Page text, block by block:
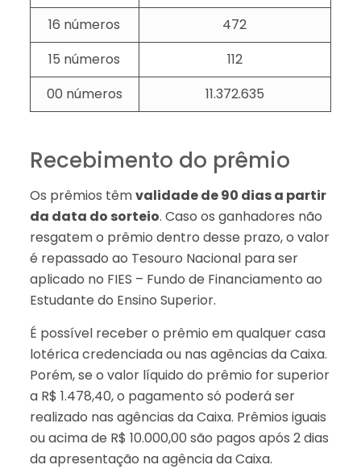
16 números
472
15 números
112
00 números
11.372.635
Recebimento do prêmio
Os prêmios têmvalidade de 90 dias a partir
da data do sorteio. Caso os ganhadores não
resgatem o prêmio dentro desse prazo, o valor
é repassado ao Tesouro Nacional para ser
aplicado no FIES – Fundo de Financiamento ao
Estudante do Ensino Superior.
É possível receber o prêmio em qualquer casa
lotérica credenciada ou nas agências da Caixa.
Porém, se o valor líquido do prêmio for superior
a R$ 1.478,40, o pagamento só poderá ser
realizado nas agências da Caixa. Prêmios iguais
ou acima de R$ 10.000,00 são pagos após 2 dias
da apresentação na agência da Caixa.